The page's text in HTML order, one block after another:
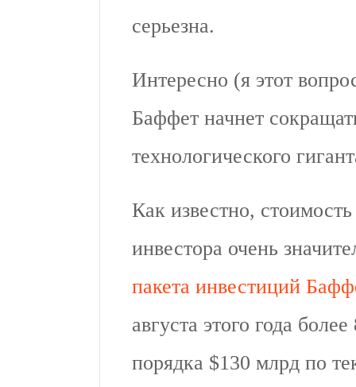
серьезна.
Интересно (я этот
Баффет начнет
технологического
Как известно,
инвестора очень
пакета инвестиций
августа этого года
порядка $130 млрд по